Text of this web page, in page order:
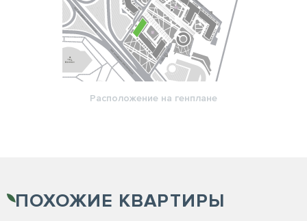
Расположение на генплане
ПОХОЖИЕ КВАРТИРЫ